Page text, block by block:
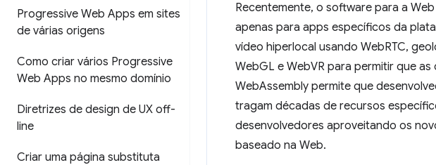
Progressive Web Apps em sites
de várias origens
Como criar vários Progressive
Web Apps no mesmo domínio
Diretrizes de design de UX off-
line
Criar uma página substituta
Recentemente, o software para a
apenas para apps específicos da
vídeo hiperlocal usando WebRTC,
WebGL e WebVR para permitir que
WebAssembly permite que
tragam décadas de recursos
desenvolvedores aproveitando os
baseado na Web.